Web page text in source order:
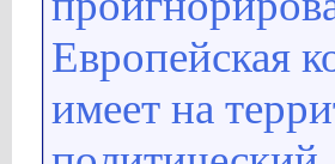
Европейская
имеет на